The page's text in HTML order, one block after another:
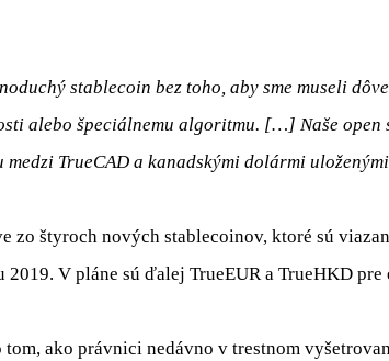
stablecoin bez toho, aby sme museli
alebo špeciálnemu algoritmu. […] Naše open
TrueCAD a kanadskými dolármi
zo štyroch nových stablecoinov, ktoré sú
2019. V pláne sú ďalej TrueEUR a TrueHKD
ako právnici nedávno v trestnom